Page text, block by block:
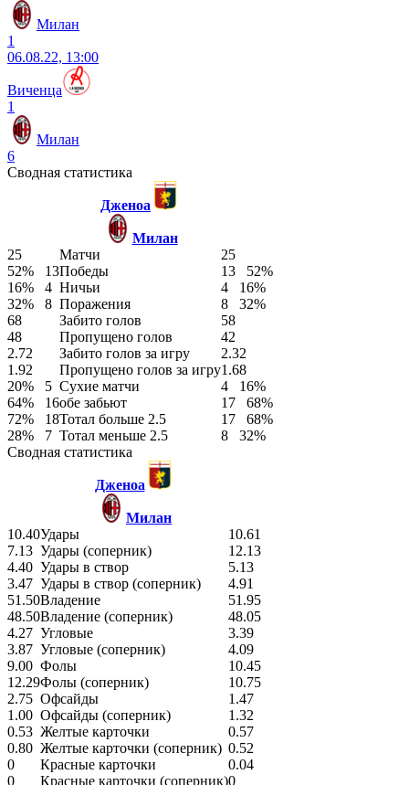
Милан
1
06.08.22, 13:00
Виченца
1
Милан
6
Сводная статистика
Дженоа
Милан
25
Матчи
25
52% 13Победы 13 52%
16% 4 Ничьи 4 16%
32% 8 Поражения 8 32%
68
Забито голов
58
48
Пропущено голов
42
2.72
Забито голов за игру
2.32
1.92
Пропущено голов за игру1.68
20% 5 Сухие матчи 4 16%
64% 16обе забьют 17 68%
72% 18Тотал больше 2.5 17 68%
28% 7 Тотал меньше 2.5 8 32%
Сводная статистика
Дженоа
Милан
10.40Удары
10.61
7.13 Удары (соперник)
12.13
4.40 Удары в створ
5.13
3.47 Удары в створ (соперник)
4.91
51.50Владение
51.95
48.50Владение (соперник)
48.05
4.27 Угловые
3.39
3.87 Угловые (соперник)
4.09
9.00 Фолы
10.45
12.29Фолы (соперник)
10.75
2.75 Офсайды
1.47
1.00 Офсайды (соперник)
1.32
0.53 Желтые карточки
0.57
0.80 Желтые карточки (соперник) 0.52
0
Красные карточки
0.04
0
Красные карточки (соперник)0